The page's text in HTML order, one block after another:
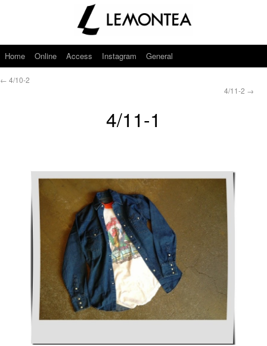
Home Online Access Instagram General
← 4/10-2
4/11-2 →
4/11-1